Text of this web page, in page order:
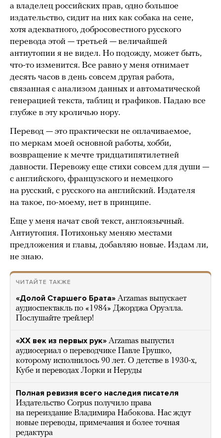
а владелец российских прав, одно большое
издательство, сидит на них как собака на сене,
хотя адекватного, добросовестного русского
перевода этой — третьей — величайшей
антиутопии я не видел. Но подожду, может быть,
что-то изменится. Все равно у меня отнимает
десять часов в день совсем другая работа,
связанная с анализом данных и автоматической
генерацией текста, таблиц и графиков. Падаю все
глубже в эту кроличью нору.
Перевод — это практически не оплачиваемое,
по меркам моей основной работы, хобби,
возвращение к мечте тридцатипятилетней
давности. Перевожу еще стихи совсем для души —
с английского, французского и немецкого
на русский, с русского на английский. Издателя
на такое, по-моему, нет в принципе.
Еще у меня начат свой текст, англоязычный.
Антиутопия. Потихоньку меняю местами
предложения и главы, добавляю новые. Издам ли,
не знаю.
ЧИТАЙТЕ ТАКЖЕ
«Долой Старшего Брата» Arzamas выпускает
аудиоспектакль по «1984» Джорджа Оруэлла.
Послушайте трейлер!
«XX век из первых рук» Arzamas выпустил
аудиосериал о переводчике Павле Грушко,
которому исполнилось 90 лет. О детстве в 1930-х,
Кубе и переводах Лорки и Неруды
Полная ревизия всего наследия писателя
Издательство Corpus получило права
на переиздание Владимира Набокова. Нас ждут
новые переводы, примечания и более точная
редактура